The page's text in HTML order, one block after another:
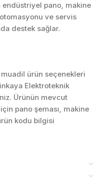
endüstriyel pano, makine
ve servis
destek sağlar.
ürün seçenekleri
Elektroteknik
Ürünün mevcut
pano şeması, makine
kodu bilgisi